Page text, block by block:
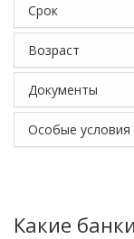
Срок
Возраст
Документы
Особые условия
Какие